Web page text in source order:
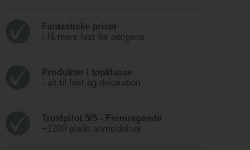
Fantastiske priser
- få mere fest for pengene
Produkter i topklasse
- alt til fest og dekoration
Trustpilot 5/5 - Fremragende
+1200 glade anmeldelser